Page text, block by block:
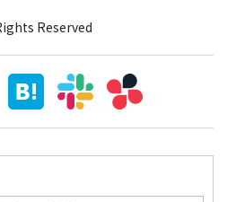
Reserved